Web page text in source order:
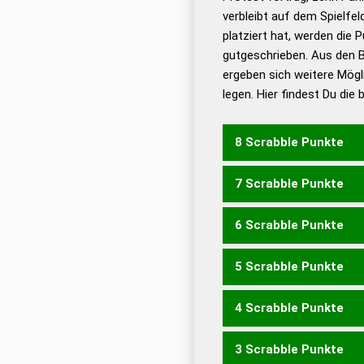
Universalwörterbuch
verbleibt auf dem
platziert hat, werden die
gutgeschrieben. Aus den
ergeben sich weitere
legen. Hier findest Du die
8 Scrabble Punkte
GEHERN HEGERN
7 Scrabble Punkte
ERGEH GEHEN GEHER
6 Scrabble Punkte
GEHE GEHN HEGE EHERN
GERNE GREEN NEGER
5 Scrabble Punkte
HEG EHEN EHER ENGE
REHE
4 Scrabble Punkte
EHE ENG ERG GEN GER
3 Scrabble Punkte